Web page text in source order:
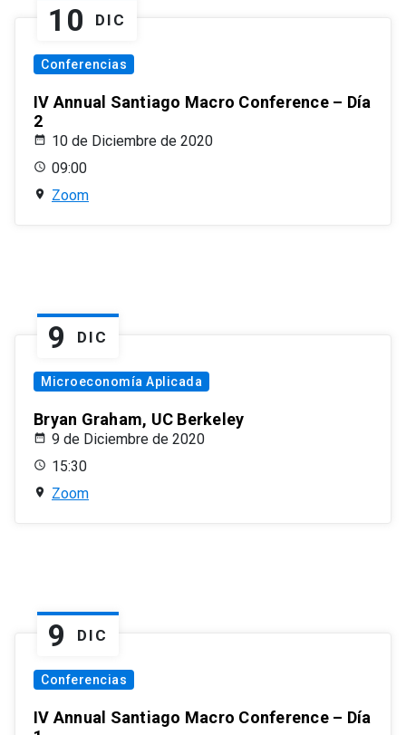
10 DIC
Conferencias
IV Annual Santiago Macro Conference – Día
2
10 de Diciembre de 2020
09:00
Zoom
9 DIC
Microeconomía Aplicada
Bryan Graham, UC Berkeley
9 de Diciembre de 2020
15:30
Zoom
9 DIC
Conferencias
IV Annual Santiago Macro Conference – Día